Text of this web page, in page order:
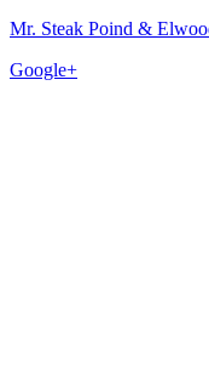
Mr. Steak Poind &
Google+